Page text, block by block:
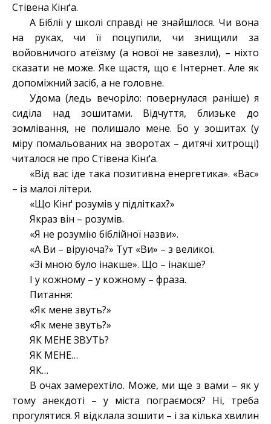
Стівена Кінґа.
А Біблії у школі справді не знайшлося. Чи вона
на руках, чи її поцупили, чи знищили за
войовничого атеїзму (а нової не завезли), – ніхто
сказати не може. Яке щастя, що є Інтернет. Але як
допоміжний засіб, а не головне.
Удома (ледь вечоріло: повернулася раніше) я
сиділа над зошитами. Відчуття, близьке до
зомлівання, не полишало мене. Бо у зошитах (у
міру помальованих на зворотах – дитячі хитрощі)
читалося не про Стівена Кінґа.
«Від вас іде така позитивна енергетика». «Вас»
– із малої літери.
«Що Кінґ розумів у підлітках?»
Якраз він – розумів.
«Я не розумію біблійної назви».
«А Ви – віруюча?» Тут «Ви» – з великої.
«Зі мною було інакше». Що – інакше?
І у кожному – у кожному – фраза.
Питання:
«Як мене звуть?»
«Як мене звуть?»
ЯК МЕНЕ ЗВУТЬ?
ЯК МЕНЕ…
ЯК…
В очах замерехтіло. Може, ми ще з вами – як у
тому анекдоті – у міста пограємося? Ні, треба
прогулятися. Я відклала зошити – і за кілька хвилин